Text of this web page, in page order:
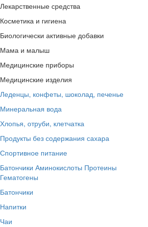
Лекарственные средства
Косметика и гигиена
Биологически активные добавки
Мама и малыш
Медицинские приборы
Медицинские изделия
Леденцы, конфеты, шоколад, печенье
Минеральная вода
Хлопья, отруби, клетчатка
Продукты без содержания сахара
Спортивное питание
Батончики Аминокислоты Протеины
Гематогены
Батончики
Напитки
Чаи